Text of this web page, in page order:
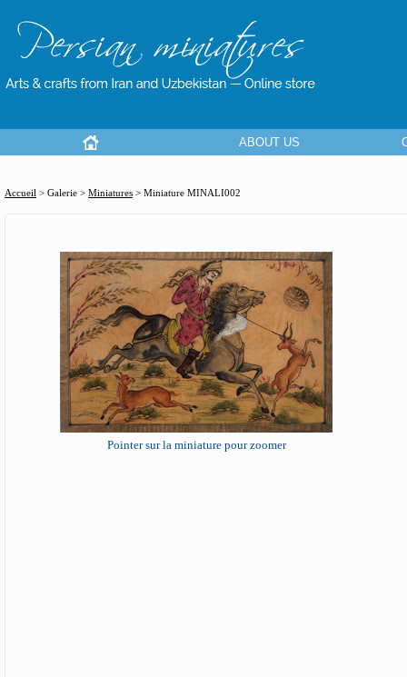
ABOUT US
Accueil > Galerie > Miniatures > Miniature MINALI002
Pointer sur la miniature pour zoomer